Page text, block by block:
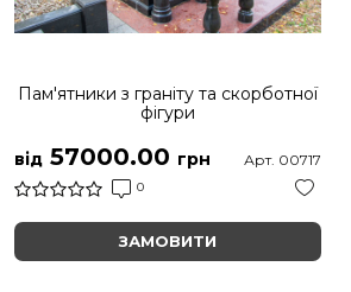
Пам'ятники з граніту та скорботної
фігури
від 57000.00 грн
0
Арт. 00717
ЗАМОВИТИ